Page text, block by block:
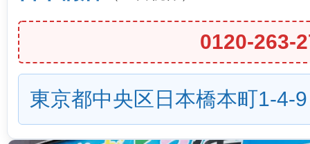
0120-263-
東京都中央区日本橋本町1-4-9